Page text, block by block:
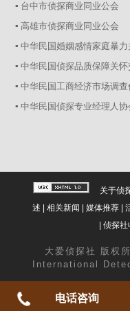
▪ 台中市侦探商业同业公会
▪ 高雄市侦探商业同业公会
▪ 中华民国婚姻感情家庭暴
▪ 中华民国侦探品质保障关
▪ 中华民国工商经济市场调
▪ 中华民国侦探专业经理人协
关于侦
述
相关新闻 媒体推荐|
|侦探社
大爱 侦探社
版权
International
电话咨询